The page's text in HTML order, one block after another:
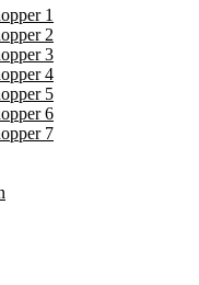
1
2
3
4
5
6
7